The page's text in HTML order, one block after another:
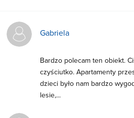
Gabriela
Bardzo polecam ten obiekt.
czyściutko. Apartamenty
dzieci było nam bardzo
lesie,...